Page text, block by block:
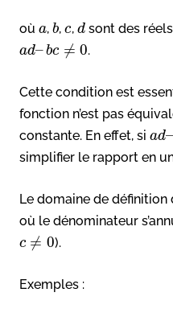
où a,b,c, dsont des
ad–bc ≠ 0.
Cette condition est
fonction n’est pas
constante. En effet, si ad–
simplifier le rapport en
Le domaine de définition
où le dénominateur
c ≠ 0).
Exemples :